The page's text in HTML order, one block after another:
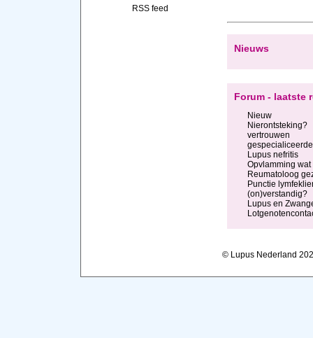
RSS feed
Nieuws
Forum - laatste
Nieuw
Nierontsteking?
vertrouwen
Lupus nefritis
Opvlamming wat
Reumatoloog
Punctie
(on)verstandig?
Lupus en
© Lupus Nederland